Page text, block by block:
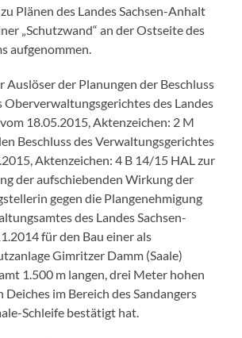
Plänen des Landes Sachsen-Anhalt
„Schutzwand“ an der Ostseite des
aufgenommen.
Auslöser der Planungen der Beschluss
Oberverwaltungsgerichtes des Landes
18.05.2015, Aktenzeichen: 2 M
Beschluss des Verwaltungsgerichtes
Aktenzeichen: 4 B 14/15 HAL zur
der aufschiebenden Wirkung der
gegen die Plangenehmigung
des Landes Sachsen-
für den Bau einer als
Gimritzer Damm (Saale)
1.500 m langen, drei Meter hohen
im Bereich des Sandangers
Schleife bestätigt hat.